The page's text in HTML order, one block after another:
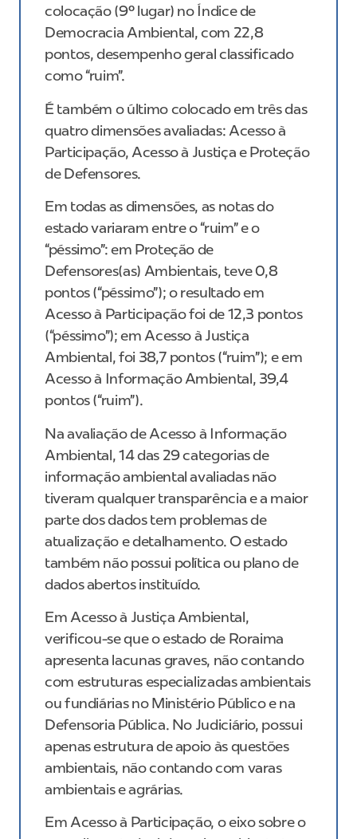
colocação (9º lugar) no Índice de
Democracia Ambiental, com 22,8
pontos, desempenho geral classificado
como “ruim”.
É também o último colocado em três das
quatro dimensões avaliadas: Acesso à
Participação, Acesso à Justiça e Proteção
de Defensores.
Em todas as dimensões, as notas do
estado variaram entre o “ruim” e o
“péssimo”: em Proteção de
Defensores(as) Ambientais, teve 0,8
pontos (“péssimo”); o resultado em
Acesso à Participação foi de 12,3 pontos
(“péssimo”); em Acesso à Justiça
Ambiental, foi 38,7 pontos (“ruim”); e em
Acesso à Informação Ambiental, 39,4
pontos (“ruim”).
Na avaliação de Acesso à Informação
Ambiental, 14 das 29 categorias de
informação ambiental avaliadas não
tiveram qualquer transparência e a maior
parte dos dados tem problemas de
atualização e detalhamento. O estado
também não possui política ou plano de
dados abertos instituído.
Em Acesso à Justiça Ambiental,
verificou-se que o estado de Roraima
apresenta lacunas graves, não contando
com estruturas especializadas ambientais
ou fundiárias no Ministério Público e na
Defensoria Pública. No Judiciário, possui
apenas estrutura de apoio às questões
ambientais, não contando com varas
ambientais e agrárias.
Em Acesso à Participação, o eixo sobre o